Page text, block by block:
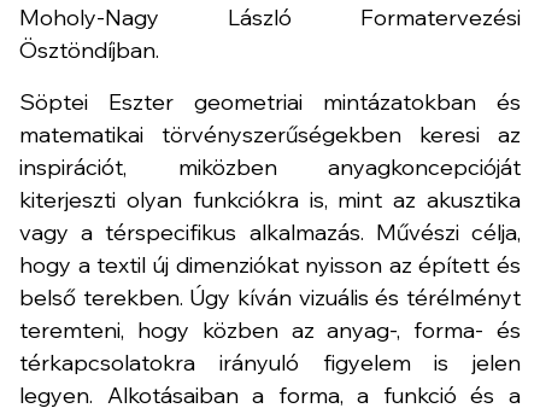
Moholy-Nagy László Formatervezési
Ösztöndíjban.
Söptei Eszter geometriai mintázatokban és
matematikai törvényszerűségekben keresi az
inspirációt, miközben anyagkoncepcióját
kiterjeszti olyan funkciókra is, mint az akusztika
vagy a térspecifikus alkalmazás. Művészi célja,
hogy a textil új dimenziókat nyisson az épített és
belső terekben. Úgy kíván vizuális és térélményt
teremteni, hogy közben az anyag-, forma- és
térkapcsolatokra irányuló figyelem is jelen
legyen. Alkotásaiban a forma, a funkció és a